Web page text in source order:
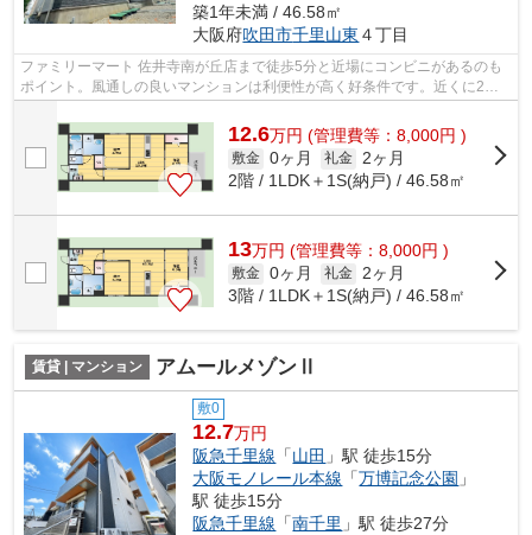
築1年未満 / 46.58㎡
大阪府吹田市千里山東 ４丁目
ファミリーマート 佐井寺南が丘店まで徒歩5分と近場にコンビニがあるのも
ポイント。風通しの良いマンションは利便性が高く好条件です。近くに2駅
ある、アクセスが良い物件です。最寄り...
12.6万円 (管理費等：8,000円 )
敷金 0ヶ月 礼金
2ヶ月
2階 / 1LDK＋1S(納戸) / 46.58㎡
13万円 (管理費等：8,000円 )
敷金 0ヶ月 礼金
2ヶ月
3階 / 1LDK＋1S(納戸) / 46.58㎡
賃貸 | マンション アムールメゾンⅡ
敷0
12.7万円
阪急千里線 「山田 」駅 徒歩15分
大阪モノレール本線 「万博記念公園 」
駅 徒歩15分
阪急千里線 「南千里 」駅 徒歩27分